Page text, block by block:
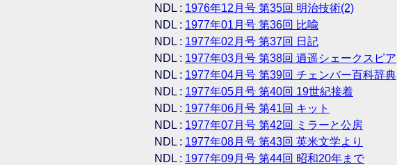
NDL : 1976年12月号 第35回 明治技術(2)
NDL : 1977年01月号 第36回 比喩
NDL : 1977年02月号 第37回 日記
NDL : 1977年03月号 第38回 逍遥シェークスピア
NDL : 1977年04月号 第39回 チェンバー百科辞典
NDL : 1977年05月号 第40回 19世紀接着
NDL : 1977年06月号 第41回 キット
NDL : 1977年07月号 第42回 ミラーと公房
NDL : 1977年08月号 第43回 英米文学より
NDL : 1977年09月号 第44回 昭和20年まで